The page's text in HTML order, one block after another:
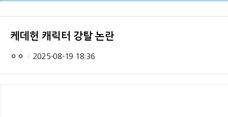
케데헌 캐릭터 강탈 논란
ㅇㅇ 2025-08-19 18:36